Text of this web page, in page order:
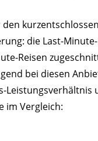
die Last-
Reisen
bei diesen
im Vergleich: